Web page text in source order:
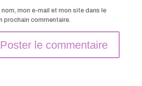
mon e-mail et mon site dans le
prochain commentaire.